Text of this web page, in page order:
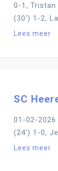
0-1, Tristan
(30′) 1-2,
Lees meer
SC
01-02-
(24′) 1-0,
Lees meer